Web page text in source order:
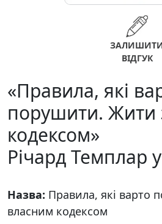
ВІДГУК
«Правила, які
порушити. Жити
кодексом»
Річард Темплар
Назва: Правила, які варто
власним кодексом